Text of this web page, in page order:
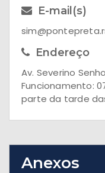
E-mail(s)
Endereço
Av. Severino
Funcionamento:
parte da tarde
Anexos